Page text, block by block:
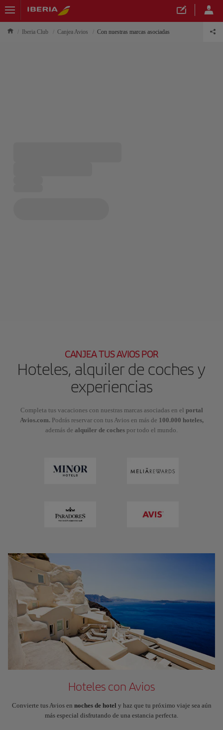
Iberia Club Canjea Avios Con nuestras marcas asociadas
CANJEA TUS AVIOS POR
Hoteles, alquiler de coches y
experiencias
Completa tus vacaciones con nuestras marcas asociadas en el portal
Avios.com.Podrás reservar con tus Avios en más de 100.000 hoteles,
además de alquiler de coches por todo el mundo.
Hoteles con Avios
Convierte tus Avios en noches de hotel y haz que tu próximo viaje sea aún
más especial disfrutando de una estancia perfecta.